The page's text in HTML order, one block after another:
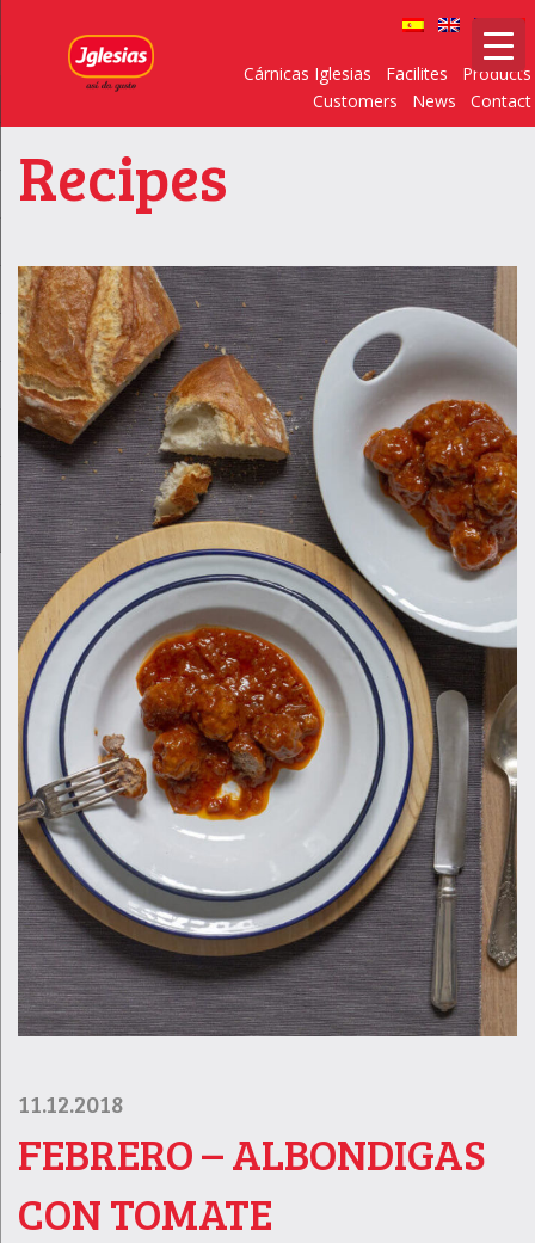
Cárnicas Iglesias Facilites
Products
Customers
News Contact
Recipes
11.12.2018
FEBRERO – ALBONDIGAS
CON TOMATE